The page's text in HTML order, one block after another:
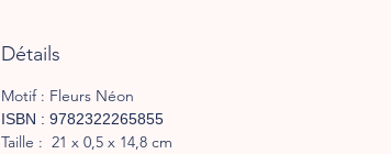
Détails
Motif : Fleurs Néon
ISBN : 9782322265855
Taille : 21 x 0,5 x 14,8 cm